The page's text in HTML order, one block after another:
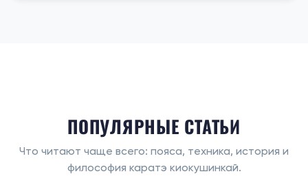
ПОПУЛЯРНЫЕ СТАТЬИ
Что читают чаще всего: пояса, техника, история и
философия каратэ киокушинкай.